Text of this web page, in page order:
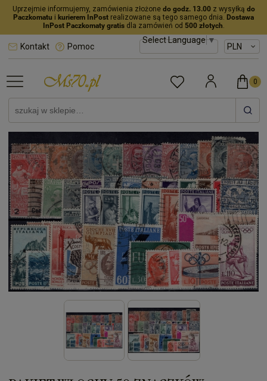
Uprzejmie informujemy, zamówienia złożone do godz. 13.00z wysyłką do
Paczkomatu i kurierem InPost realizowane są tego samego dnia. Dostawa
InPost Paczkomaty gratisdla zamówień od 500 złotych.
Select Language▼
Kontakt Pomoc